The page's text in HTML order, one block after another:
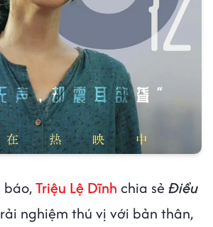
báo,Triệu Lệ Dĩnh chia sẻ Điều
nghiệm thú vị với bản thân,